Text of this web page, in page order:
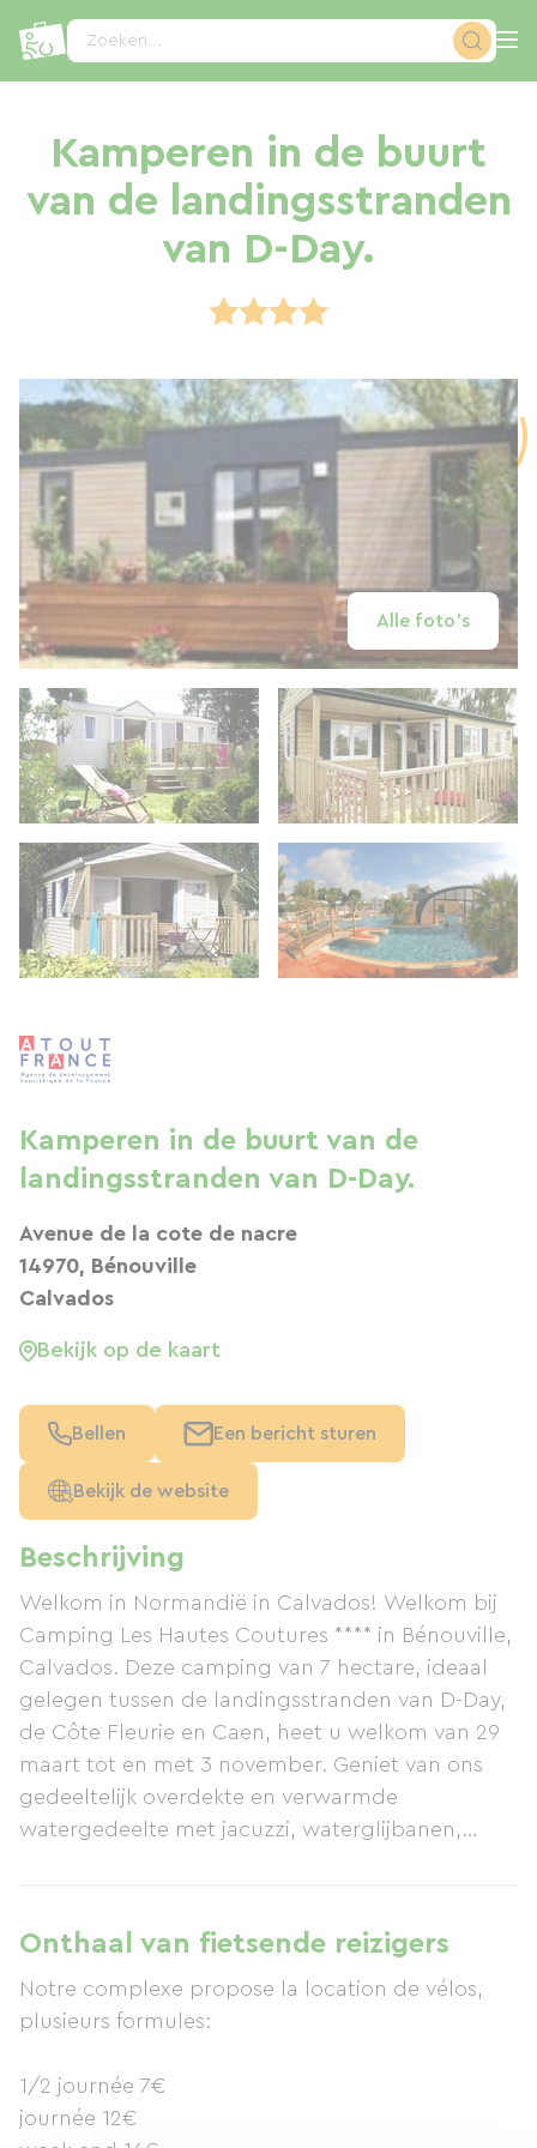
Zoeken...
Kamperen in de buurt
van de landingsstranden
van D-Day.
Alle foto's
Beschrijving
Welkom in Normandië in Calvados! Welkom bij
Camping Les Hautes Coutures **** in Bénouville,
Calvados. Deze camping van 7 hectare, ideaal
gelegen tussen de landingsstranden van D-Day,
de Côte Fleurie en Caen, heet u welkom van 29
maart tot en met 3 november. Geniet van ons
gedeeltelijk overdekte en verwarmde
watergedeelte met jacuzzi, waterglijbanen,
biljart, multifunctioneel sportveld en speeltuin.
Adem de frisse lucht in en wandel naar het
kanaal via de fiets- en wandelpaden die de
camping met de zee verbinden, op slechts 2,5
moderne, volledig uitgeruste stacaravans met
televisies, evenals staanplaatsen voor tenten,
Onthaal van fietsende reizigers
Notre complexe propose la location de vélos,
plusieurs formules:
1/2 journée 7€
journée 12€
Kamperen in de buurt van de
landingsstranden van D-Day.
Avenue de la cote de nacre
14970, Bénouville
Calvados
Bekijk op de kaart
Bellen Een bericht sturen
Bekijk de website
Cookies beheer paneel